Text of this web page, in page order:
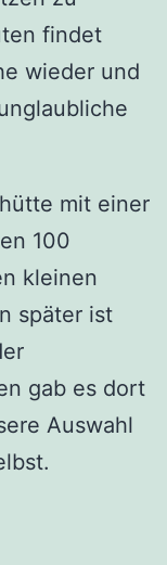
findet
wieder und
mit einer
100
kleinen
später ist
gab es dort
Auswahl